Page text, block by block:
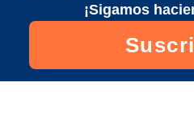
¡Sigamos